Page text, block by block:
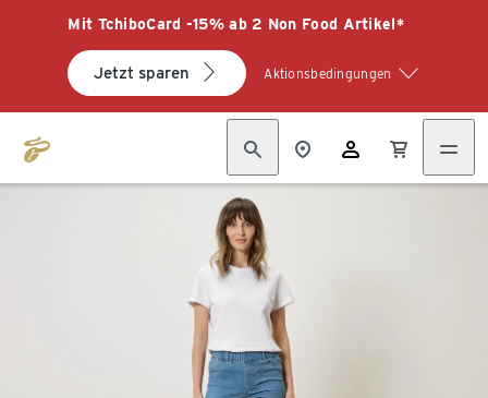
Mit TchiboCard -15% ab 2 Non Food Artikel*
Jetzt sparen Aktionsbedingungen